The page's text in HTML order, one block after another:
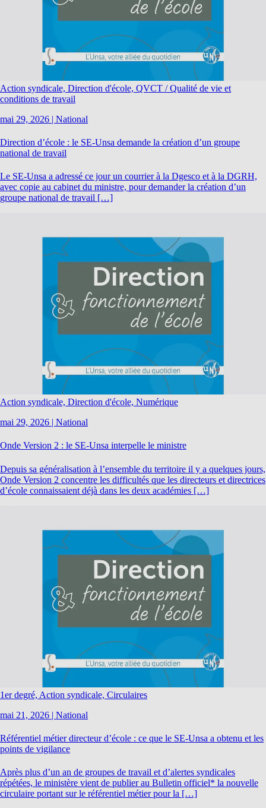
Action syndicale, Direction d'école, QVCT / Qualité de vie et
conditions de travail
mai 29, 2026 | National
Direction d’école : le SE-Unsa demande la création d’un groupe
national de travail
Le SE-Unsa a adressé ce jour un courrier à la Dgesco et à la DGRH,
avec copie au cabinet du ministre, pour demander la création d’un
groupe national de travail […]
Action syndicale, Direction d'école, Numérique
mai 29, 2026 | National
Onde Version 2 : le SE-Unsa interpelle le ministre
Depuis sa généralisation à l’ensemble du territoire il y a quelques jours,
Onde Version 2 concentre les difficultés que les directeurs et directrices
d’école connaissaient déjà dans les deux académies […]
1er degré, Action syndicale, Circulaires
mai 21, 2026 | National
Référentiel métier directeur d’école : ce que le SE-Unsa a obtenu et les
points de vigilance
Après plus d’un an de groupes de travail et d’alertes syndicales
répétées, le ministère vient de publier au Bulletin officiel* la nouvelle
circulaire portant sur le référentiel métier pour la […]